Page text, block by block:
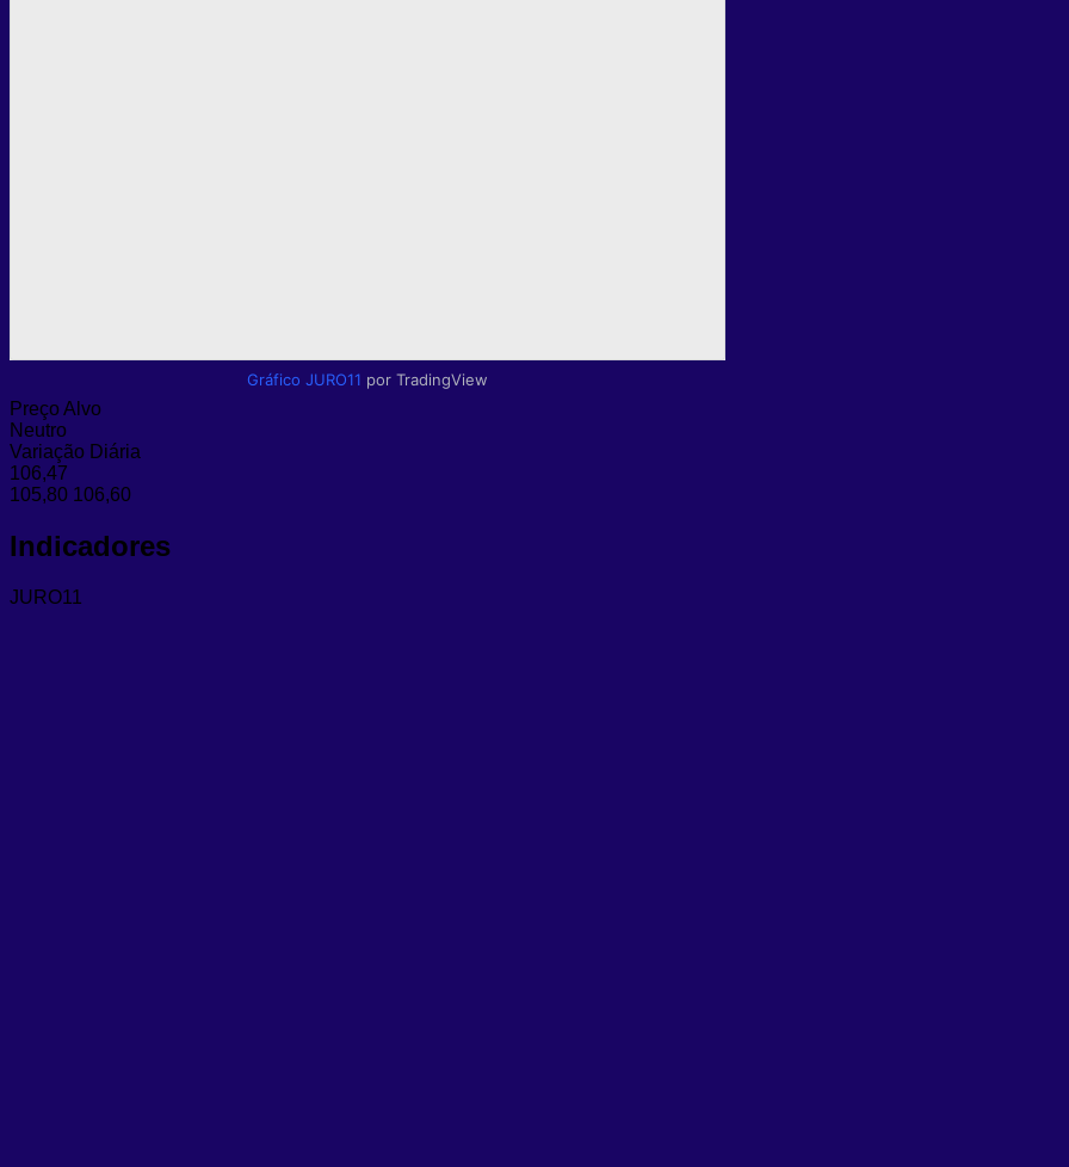
Gráfico JURO11 por TradingView
Preço Alvo
Neutro
Variação Diária
106,47
105,80 106,60
Indicadores
JURO11